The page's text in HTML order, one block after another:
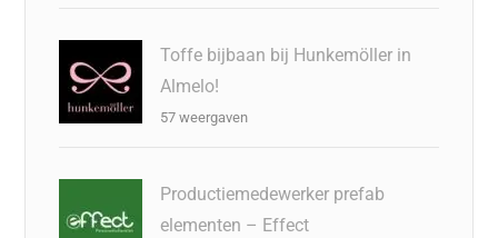
Toffe bijbaan bij Hunkemöller in
Almelo!
57 weergaven
Productiemedewerker prefab
elementen – Effect